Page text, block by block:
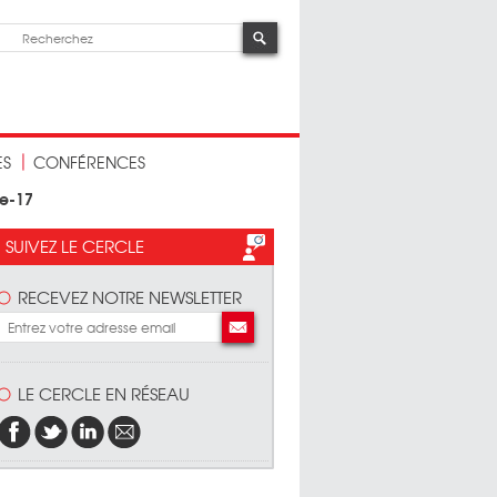
CONFÉRENCES
17
SUIVEZ LE CERCLE
RECEVEZ NOTRE NEWSLETTER
LE CERCLE EN RÉSEAU